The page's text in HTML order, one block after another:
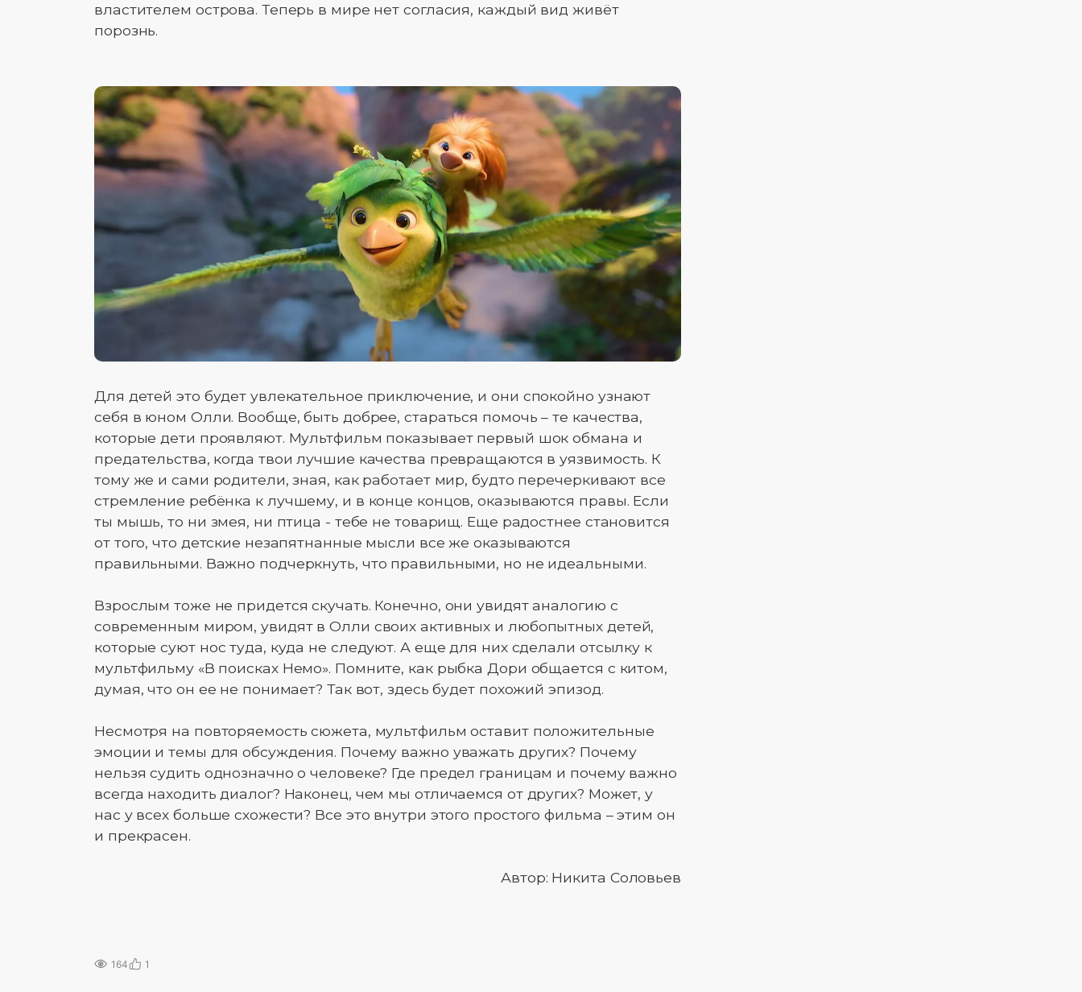
властителем острова. Теперь в мире нет согласия, каждый вид живёт
порознь.
Для детей это будет увлекательное приключение, и они спокойно узнают
себя в юном Олли. Вообще, быть добрее, стараться помочь – те качества,
которые дети проявляют. Мультфильм показывает первый шок обмана и
предательства, когда твои лучшие качества превращаются в уязвимость. К
тому же и сами родители, зная, как работает мир, будто перечеркивают все
стремление ребёнка к лучшему, и в конце концов, оказываются правы. Если
ты мышь, то ни змея, ни птица - тебе не товарищ. Еще радостнее становится
от того, что детские незапятнанные мысли все же оказываются
правильными. Важно подчеркнуть, что правильными, но не идеальными.
Взрослым тоже не придется скучать. Конечно, они увидят аналогию с
современным миром, увидят в Олли своих активных и любопытных детей,
которые суют нос туда, куда не следуют. А еще для них сделали отсылку к
мультфильму «В поисках Немо». Помните, как рыбка Дори общается с китом,
думая, что он ее не понимает? Так вот, здесь будет похожий эпизод.
Несмотря на повторяемость сюжета, мультфильм оставит положительные
эмоции и темы для обсуждения. Почему важно уважать других? Почему
нельзя судить однозначно о человеке? Где предел границам и почему важно
всегда находить диалог? Наконец, чем мы отличаемся от других? Может, у
нас у всех больше схожести? Все это внутри этого простого фильма – этим он
и прекрасен.
Автор: Никита Соловьев
164 1